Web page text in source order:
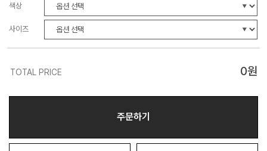
색상
사이즈
TOTAL PRICE 0원
주문하기